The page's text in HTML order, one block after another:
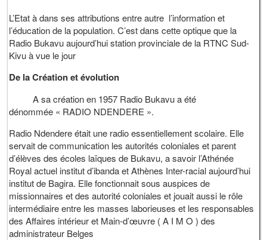
L’Etat à dans ses attributions entre autre l’information et
l’éducation de la population. C’est dans cette optique que la
Radio Bukavu aujourd’hui station provinciale de la RTNC Sud-
Kivu à vue le jour
De la Création et évolution
A sa création en 1957 Radio Bukavu a été
dénommée « RADIO NDENDERE ».
Radio Ndendere était une radio essentiellement scolaire. Elle
servait de communication les autorités coloniales et parent
d’élèves des écoles laïques de Bukavu, a savoir l’Athénée
Royal actuel institut d’ibanda et Athènes Inter-racial aujourd’hui
institut de Bagira. Elle fonctionnait sous auspices de
missionnaires et des autorité coloniales et jouait aussi le rôle
intermédiaire entre les masses laborieuses et les responsables
des Affaires intérieur et Main-d’œuvre ( A I M O ) des
administrateur Belges